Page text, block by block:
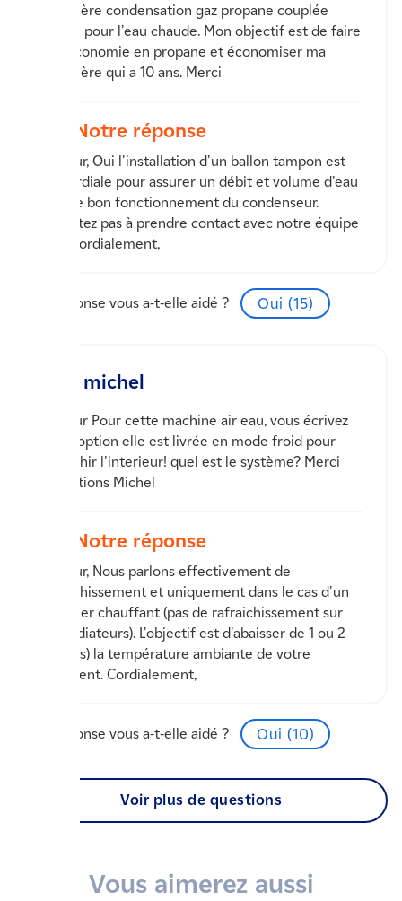
chaudière condensation gaz propane couplée
solaire pour l'eau chaude. Mon objectif est de faire
une économie en propane et économiser ma
chaudière qui a 10 ans. Merci
Notre réponse
Bonjour, Oui l'installation d'un ballon tampon est
primordiale pour assurer un débit et volume d'eau
pour le bon fonctionnement du condenseur.
N'hésitez pas à prendre contact avec notre équipe
PAC. Cordialement,
Cette réponse vous a-t-elle aidé ? Oui (15)
michel
Bonjour Pour cette machine air eau, vous écrivez
qu'en option elle est livrée en mode froid pour
rafraichir l'interieur! quel est le système? Merci
Salutations Michel
Notre réponse
Bonjour, Nous parlons effectivement de
rafraichissement et uniquement dans le cas d'un
plancher chauffant (pas de rafraichissement sur
des radiateurs). L'objectif est d'abaisser de 1 ou 2
degré(s) la température ambiante de votre
logement. Cordialement,
Cette réponse vous a-t-elle aidé ? Oui (10)
Voir plus de questions
Vous aimerez aussi